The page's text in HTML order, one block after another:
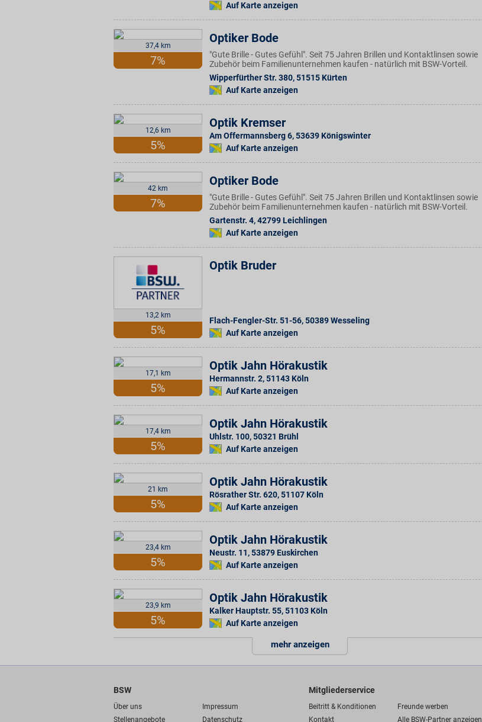
Auf Karte anzeigen
37,4 km
7%
Optiker Bode
"Gute Brille - Gutes Gefühl". Seit 75 Jahren Brillen und Kontaktlinsen sowie
Zubehör beim Familienunternehmen kaufen - natürlich mit BSW-Vorteil.
Wipperfürther Str. 380,51515 Kürten
Auf Karte anzeigen
12,6 km
5%
Optik Kremser
Am Offermannsberg 6,53639 Königswinter
Auf Karte anzeigen
42 km
7%
Optiker Bode
"Gute Brille - Gutes Gefühl". Seit 75 Jahren Brillen und Kontaktlinsen sowie
Zubehör beim Familienunternehmen kaufen - natürlich mit BSW-Vorteil.
Gartenstr. 4,42799 Leichlingen
Auf Karte anzeigen
13,2 km
5%
Optik Bruder
Flach-Fengler-Str. 51-56,50389Wesseling
Auf Karte anzeigen
17,1 km
5%
Optik Jahn Hörakustik
Hermannstr. 2,51143 Köln
Auf Karte anzeigen
17,4 km
5%
Optik Jahn Hörakustik
Uhlstr. 100,50321 Brühl
Auf Karte anzeigen
21 km
5%
Optik Jahn Hörakustik
Rösrather Str. 620,51107 Köln
Auf Karte anzeigen
23,4 km
5%
Optik Jahn Hörakustik
Neustr. 11,53879 Euskirchen
Auf Karte anzeigen
23,9 km
5%
Optik Jahn Hörakustik
Kalker Hauptstr. 55,51103 Köln
Auf Karte anzeigen
mehr anzeigen
BSW
Über uns
Impressum
Stellenangebote
Datenschutz
Mitgliederservice
Beitritt & Konditionen
Freunde werben
Kontakt
Alle BSW-Partner anzeigen